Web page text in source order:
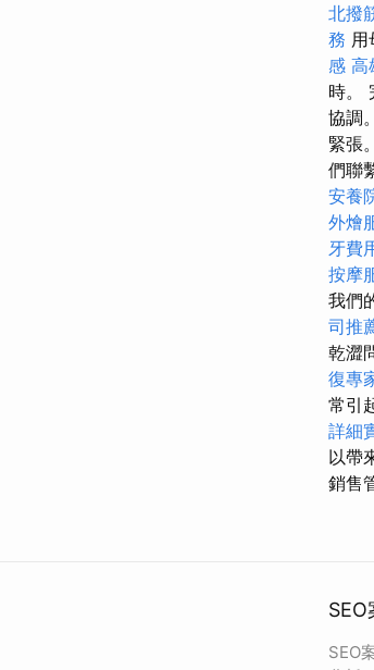
北撥
務
感 高
時。
協調
緊張
們聯
安養
外燴
牙費
按摩
我們
司推
乾澀
復專
常引
詳細
以帶
銷售
SEO